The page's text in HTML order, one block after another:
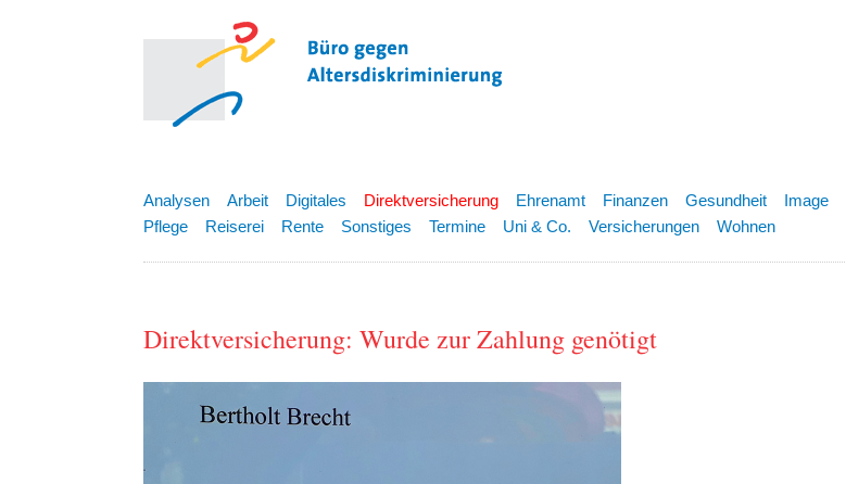
Analysen Arbeit Digitales Direktversicherung Ehrenamt Finanzen Gesundheit Image
Pflege
Reiserei Rente Sonstiges Termine Uni & Co. Versicherungen Wohnen
Direktversicherung: Wurde zur Zahlung genötigt